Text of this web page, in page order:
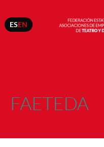
ESEN
FAETEDA